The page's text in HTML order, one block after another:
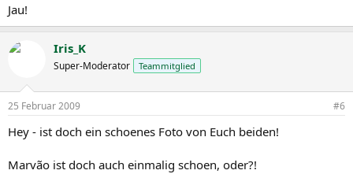
Jau!
Iris_K
Super-Moderator Teammitglied
25 Februar 2009 #6
Hey - ist doch ein schoenes Foto von Euch beiden!
Marvão ist doch auch einmalig schoen, oder?!